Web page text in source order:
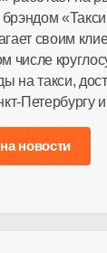
своим
числе
на такси,
Петербургу
новости